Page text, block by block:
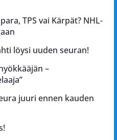
TPS vai Kärpät? NHL-
löysi uuden seuran!
–
juuri ennen kauden